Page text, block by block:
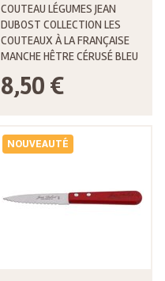
COUTEAU LÉGUMES JEAN
DUBOST COLLECTION LES
COUTEAUX À LA FRANÇAISE
MANCHE HÊTRE CÉRUSÉ BLEU
8,50 €
NOUVEAUTÉ